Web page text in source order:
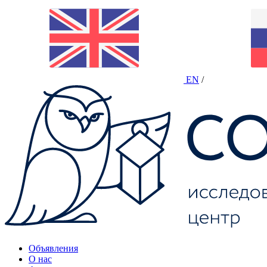
EN /
Объявления
О нас